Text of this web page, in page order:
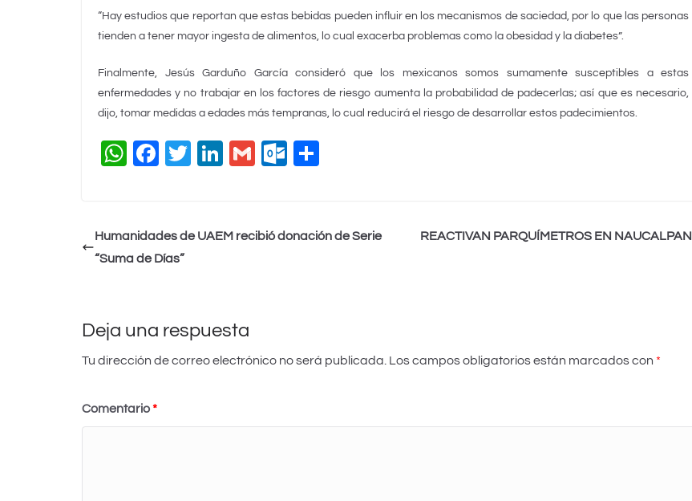
“Hay estudios que reportan que estas bebidas pueden influir en los mecanismos de saciedad, por lo que las personas
tienden a tener mayor ingesta de alimentos, lo cual exacerba problemas como la obesidad y la diabetes”.
Finalmente, Jesús Garduño García consideró que los mexicanos somos sumamente susceptibles a estas
enfermedades y no trabajar en los factores de riesgo aumenta la probabilidad de padecerlas; así que es necesario,
dijo, tomar medidas a edades más tempranas, lo cual reducirá el riesgo de desarrollar estos padecimientos.
W
s
A
F
e
b
k
T
er
Li
e
G
l
O
o
p
Humanidades de UAEM recibió donación de Serie
“Suma de Días”
REACTIVAN PARQUÍMETROS EN NAUCALPAN
Deja una respuesta
Tu dirección de correo electrónico no será publicada. Los campos obligatorios están marcados con *
Comentario*